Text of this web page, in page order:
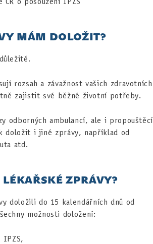
MÁM DOLOŽIT?
rozsah a závažnost vašich zdravotních
zajistit své běžné životní potřeby.
odborných ambulancí, ale i propouštěcí
doložit i jiné zprávy, například od
atd.
ZPRÁVY?
doložili do 15 kalendářních dnů od
možnosti doložení:
IPZS,